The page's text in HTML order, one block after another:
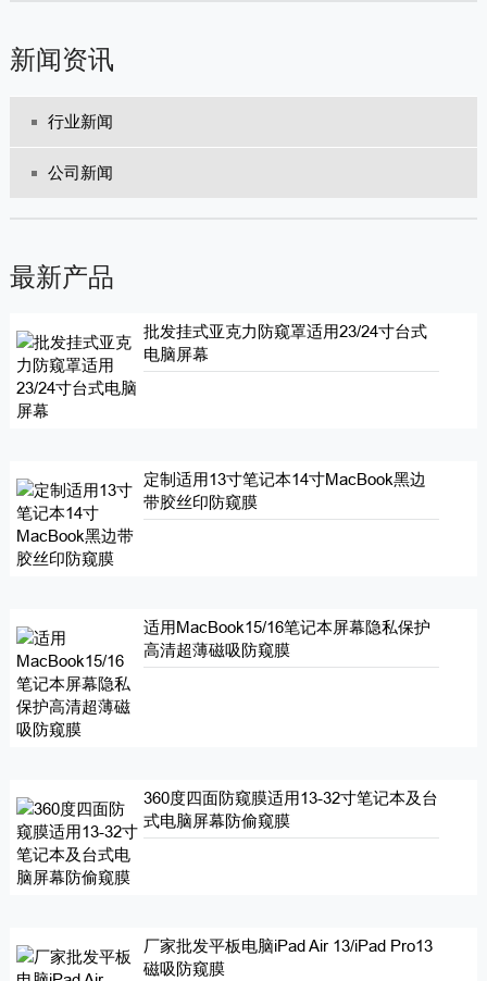
新闻资讯
行业新闻
公司新闻
最新产品
批发挂式亚克力防窥罩适用23/24寸台式
电脑屏幕
定制适用13寸笔记本14寸MacBook黑边
带胶丝印防窥膜
适用MacBook15/16笔记本屏幕隐私保护
高清超薄磁吸防窥膜
360度四面防窥膜适用13-32寸笔记本及台
式电脑屏幕防偷窥膜
厂家批发平板电脑iPad Air 13/iPad Pro13
磁吸防窥膜